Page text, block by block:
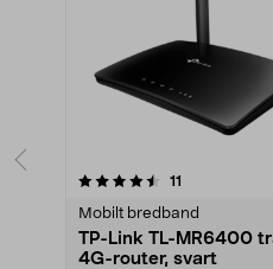
11
Mobilt bredband
TP-Link TL-MR6400
4G-router, svart
3.5 av 5 stjärnor